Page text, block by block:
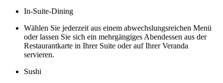
In-Suite-Dining
Wählen Sie jederzeit aus einem abwechslungsreichen Menü
oder lassen Sie sich ein mehrgängiges Abendessen aus der
Restaurantkarte in Ihrer Suite oder auf Ihrer Veranda
servieren.
Sushi